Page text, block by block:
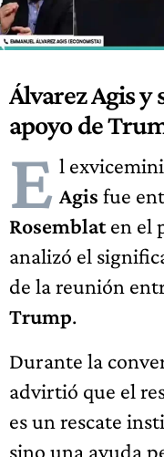
Álvarez Agis y
apoyo de
E l
Agis fue
Rosemblaten el
analizó el
de la reunión
Trump.
Durante la
advirtió que el
es un rescate
sino una ayuda